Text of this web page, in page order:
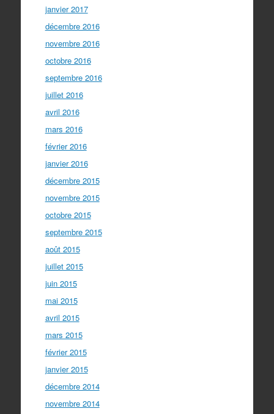
janvier 2017
décembre 2016
novembre 2016
octobre 2016
septembre 2016
juillet 2016
avril 2016
mars 2016
février 2016
janvier 2016
décembre 2015
novembre 2015
octobre 2015
septembre 2015
août 2015
juillet 2015
juin 2015
mai 2015
avril 2015
mars 2015
février 2015
janvier 2015
décembre 2014
novembre 2014